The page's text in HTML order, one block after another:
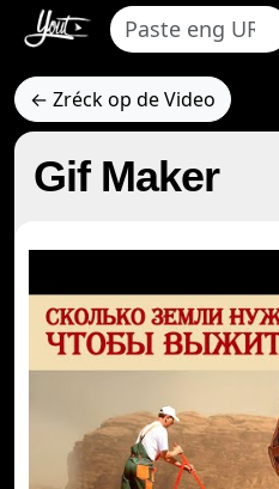
← Zréck op de Video
Gif Maker